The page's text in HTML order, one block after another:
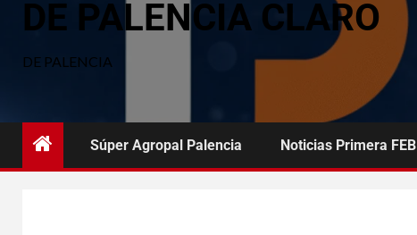
DE PALENCIA CLARO
DE PALENCIA
Súper Agropal Palencia Noticias Primera FEB